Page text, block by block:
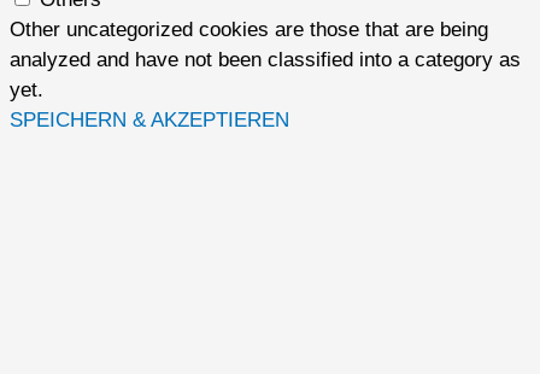
Other uncategorized cookies are those that are being
analyzed and have not been classified into a category as
yet.
SPEICHERN & AKZEPTIEREN